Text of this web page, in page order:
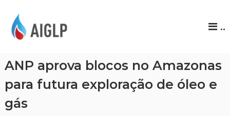
P
..
ANP aprova blocos no Amazonas
para futura exploração de óleo e
gás